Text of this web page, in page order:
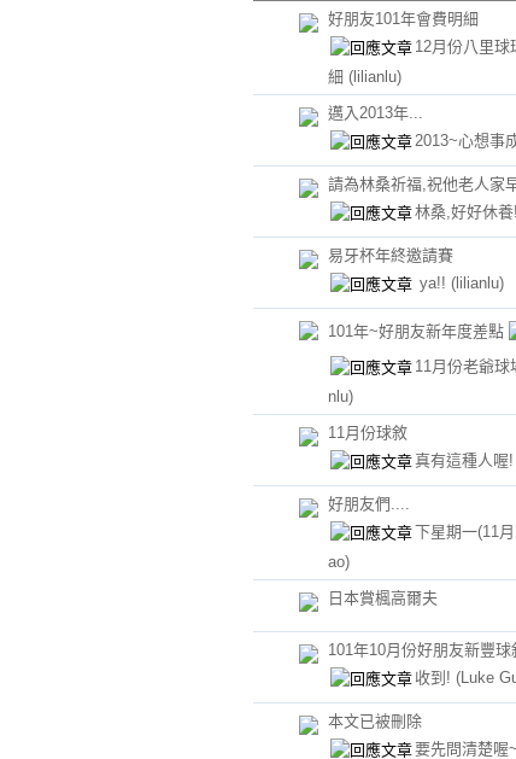
好朋友101年會費明細
12月份八里球
細 (lilianlu)
邁入2013年...
2013~心想事
請為林桑祈福,祝他老人家
林桑,好好休養
易牙杯年終邀請賽
ya!! (lilianlu)
101年~好朋友新年度差點
11月份老爺球
nlu)
11月份球敘
真有這種人喔!
好朋友們....
下星期一(11
ao)
日本賞楓高爾夫
101年10月份好朋友新豐球
收到! (Luke
本文已被刪除
要先問清楚喔